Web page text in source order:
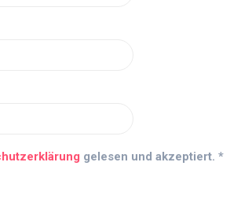
gelesen und akzeptiert. *